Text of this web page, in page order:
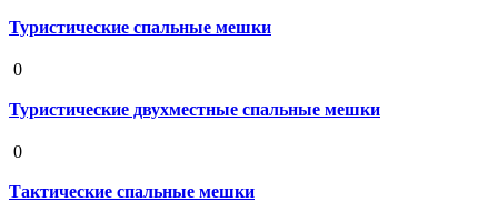
Туристические спальные мешки
0
Туристические двухместные спальные мешки
0
Тактические спальные мешки